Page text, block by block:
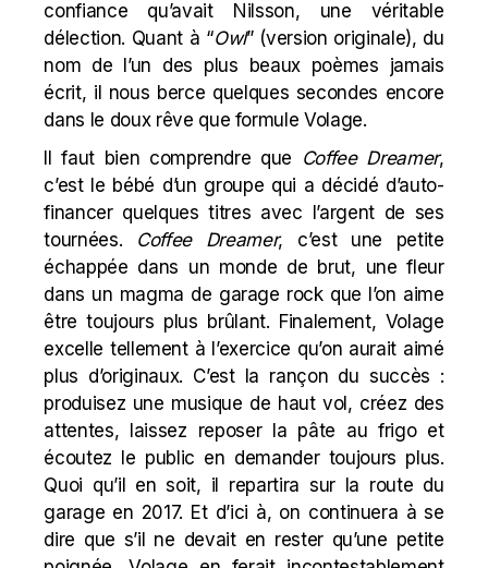
confiance qu’avait Nilsson, une véritable
délection. Quant à “Owl” (version originale), du
nom de l’un des plus beaux poèmes jamais
écrit, il nous berce quelques secondes encore
dans le doux rêve que formule Volage.
Il faut bien comprendre que Coffee Dreamer,
c’est le bébé d’un groupe qui a décidé d’auto-
financer quelques titres avec l’argent de ses
tournées. Coffee Dreamer, c’est une petite
échappée dans un monde de brut, une fleur
dans un magma de garage rock que l’on aime
être toujours plus brûlant. Finalement, Volage
excelle tellement à l’exercice qu’on aurait aimé
plus d’originaux. C’est la rançon du succès :
produisez une musique de haut vol, créez des
attentes, laissez reposer la pâte au frigo et
écoutez le public en demander toujours plus.
Quoi qu’il en soit, il repartira sur la route du
garage en 2017. Et d’ici à, on continuera à se
dire que s’il ne devait en rester qu’une petite